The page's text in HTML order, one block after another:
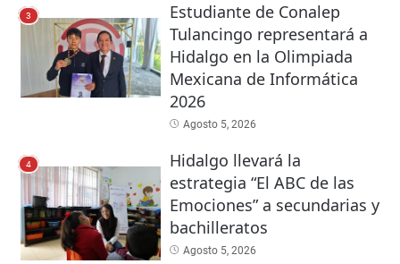
3
Estudiante de Conalep
Tulancingo representará a
Hidalgo en la Olimpiada
Mexicana de Informática
2026
Agosto 5, 2026
4
Hidalgo llevará la
estrategia “El ABC de las
Emociones” a secundarias y
bachilleratos
Agosto 5, 2026